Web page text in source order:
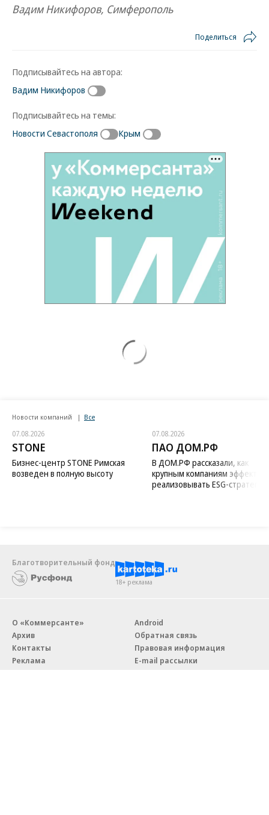
Вадим Никифоров, Симферополь
Поделиться
Подписывайтесь на автора:
Вадим Никифоров
Подписывайтесь на темы:
Новости Севастополя
Крым
Новости компаний Все
07.08.2026
STONE
Бизнес-центр STONE Римская
возведен в полную высоту
07.08.2026
ПАО ДОМ.РФ
В ДОМ.РФ рассказали, как
крупным компаниям
реализовывать ESG-стратегию
Благотворительный фонд
18+ реклама
О «Коммерсанте»
Архив
Контакты
Реклама
Android
Обратная связь
Правовая информация
E-mail рассылки